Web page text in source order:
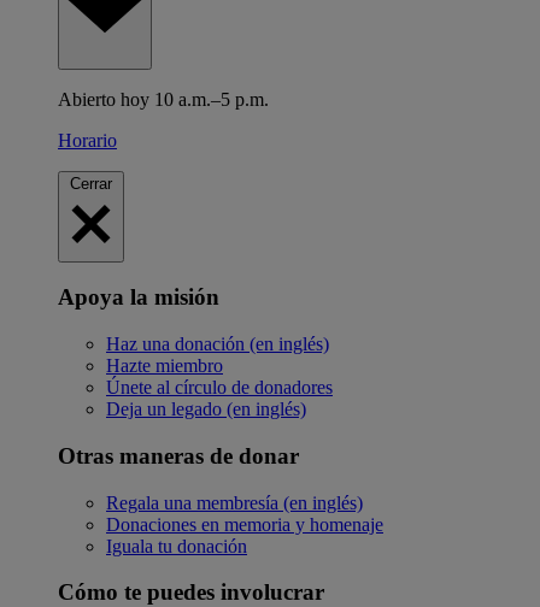
Abierto hoy 10 a.m.–5 p.m.
Horario
Cerrar
Apoya la misión
Haz una donación (en inglés)
Hazte miembro
Únete al círculo de donadores
Deja un legado (en inglés)
Otras maneras de donar
Regala una membresía (en inglés)
Donaciones en memoria y homenaje
Iguala tu donación
Cómo te puedes involucrar